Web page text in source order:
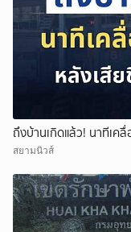
ถึงบ้านเกิดแล้ว! นาทีเค
สยามนิวส์